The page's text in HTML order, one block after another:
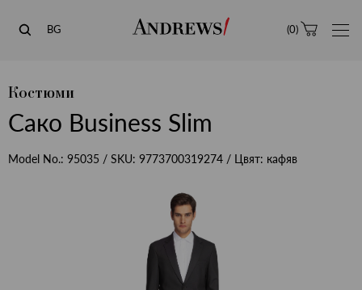
Andrews
BG (0)
Костюми
Сако Business Slim
Model No.: 95035 / SKU: 9773700319274 / Цвят: кафяв